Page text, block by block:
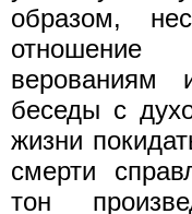
образом,
беседы с
жизни
смерти
тон